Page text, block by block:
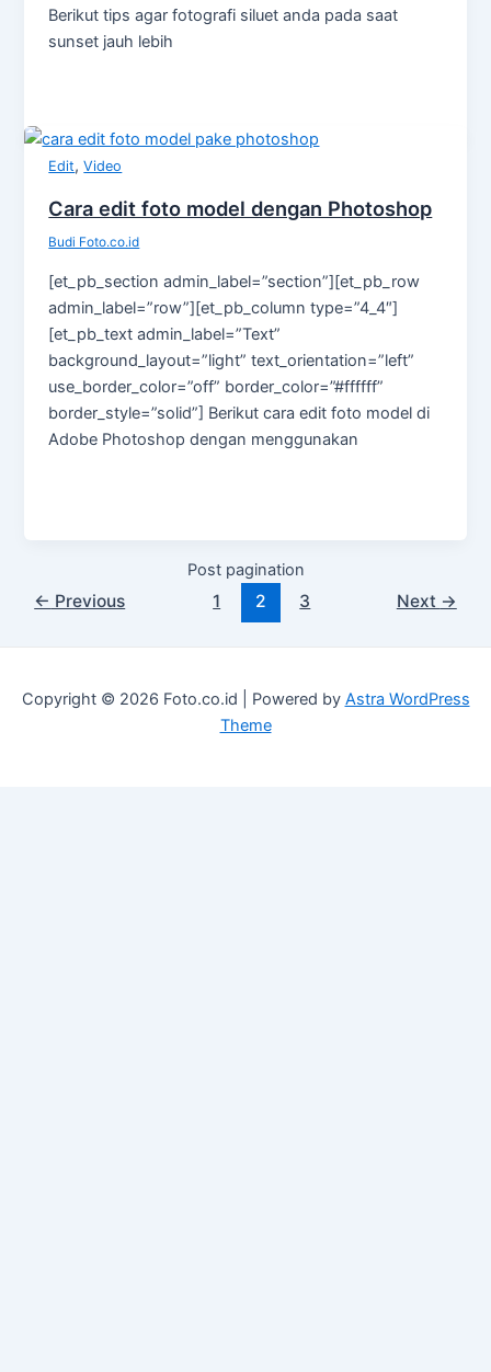
Berikut tips agar fotografi siluet anda pada saat
sunset jauh lebih
Edit,Video
Cara edit foto model dengan Photoshop
Budi Foto.co.id
[et_pb_section admin_label=”section”][et_pb_row
admin_label=”row”][et_pb_column type=”4_4″]
[et_pb_text admin_label=”Text”
background_layout=”light” text_orientation=”left”
use_border_color=”off” border_color=”#ffffff”
border_style=”solid”] Berikut cara edit foto model di
Adobe Photoshop dengan menggunakan
Post pagination
← Previous 1 2 3 Next →
Copyright © 2026 Foto.co.id | Powered by Astra WordPress
Theme